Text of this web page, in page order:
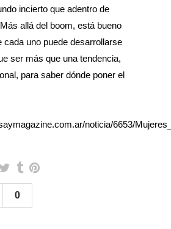
incierto que adentro de
allá del boom, está bueno
cada uno puede desarrollarse
ser más que una tendencia,
para saber dónde poner el
noticia/6653/
0